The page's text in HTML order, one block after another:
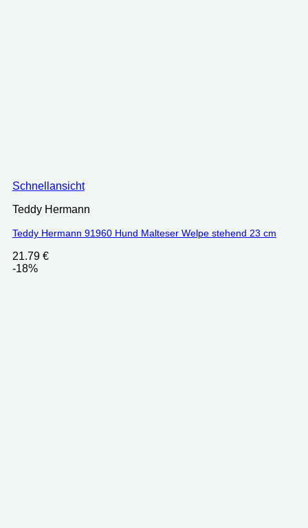
Schnellansicht
Teddy Hermann
Teddy Hermann 91960 Hund Malteser Welpe stehend 23 cm
21.79 €
-18%